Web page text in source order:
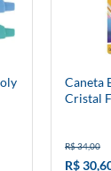
Caneta
Cristal
R$ 34,00
R$